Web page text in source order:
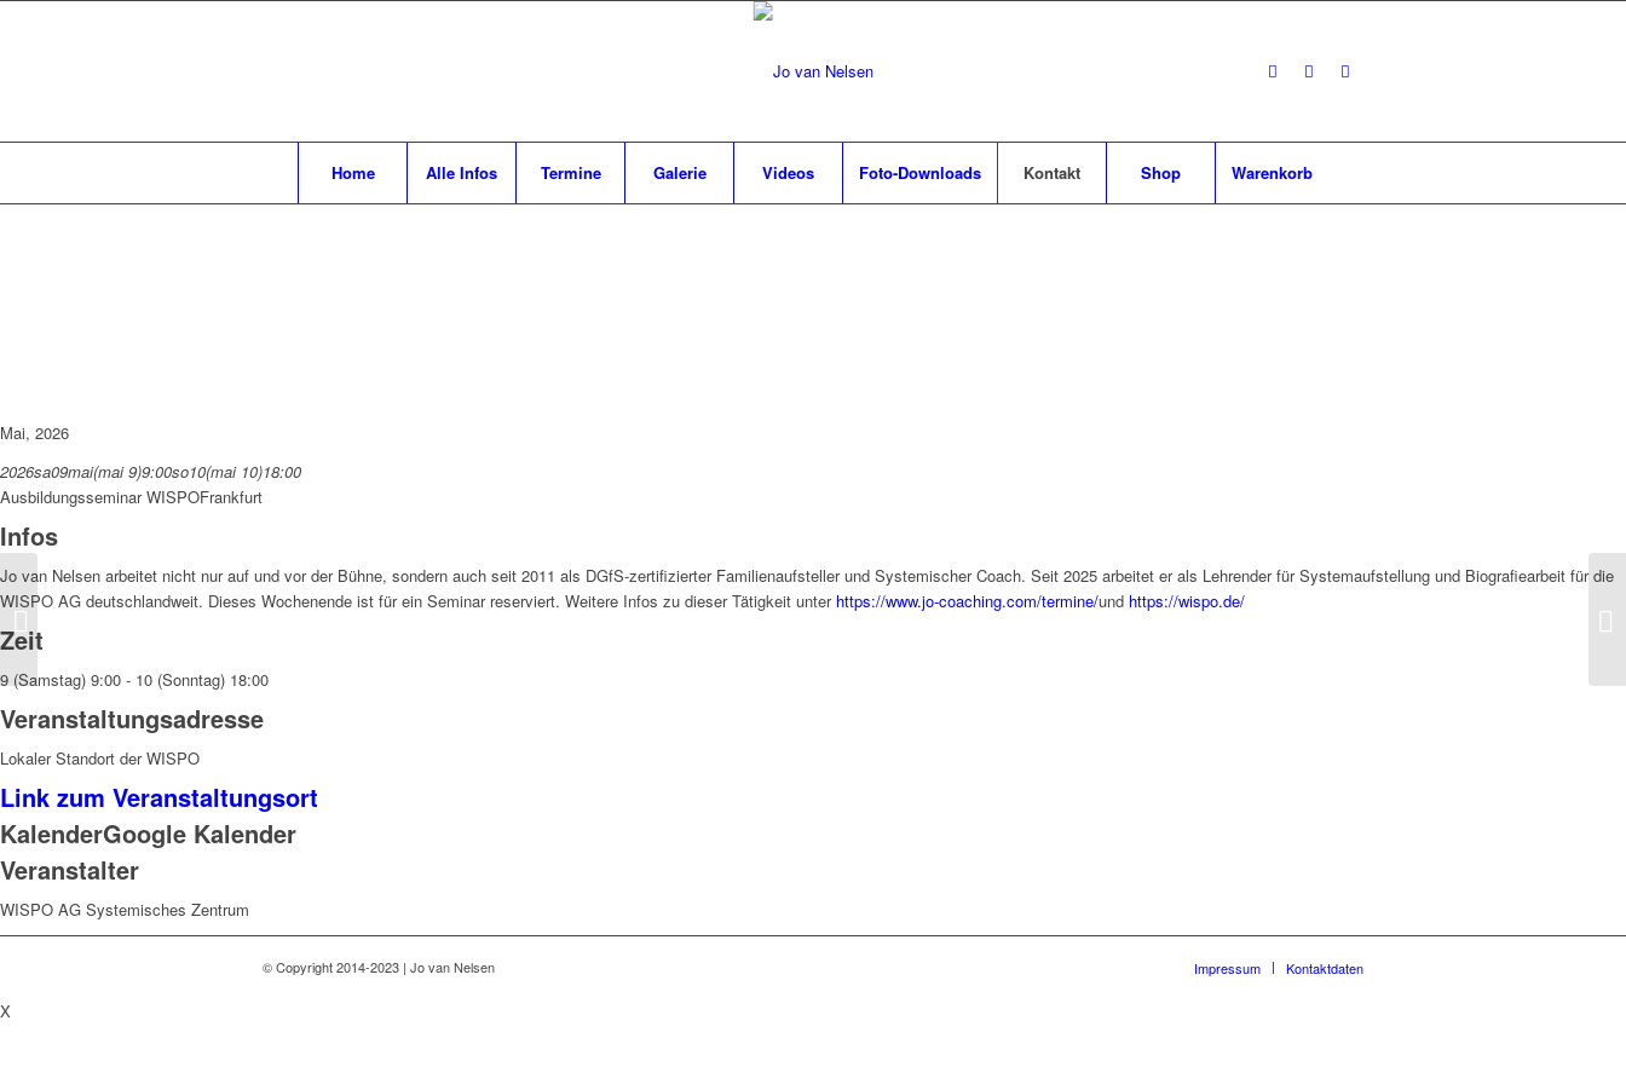
Home Alle Infos Termine Galerie Videos Foto-Downloads Kontakt Shop Warenkorb
Mai, 2026
2026sa09mai(mai 9)9:00so10(mai 10)18:00
Ausbildungsseminar WISPOFrankfurt
Infos
Jo van Nelsen arbeitet nicht nur auf und vor der Bühne, sondern auch seit 2011 als DGfS-zertifizierter Familienaufsteller und Systemischer Coach. Seit 2025 arbeitet er als Lehrender für Systemaufstellung und Biografiearbeit für die
WISPO AG deutschlandweit. Dieses Wochenende ist für ein Seminar reserviert. Weitere Infos zu dieser Tätigkeit unter https://www.jo-coaching.com/termine/und https://wispo.de/
Zeit
9 (Samstag) 9:00 - 10 (Sonntag) 18:00
Veranstaltungsadresse
Lokaler Standort der WISPO
Link zum Veranstaltungsort
KalenderGoogle Kalender
Veranstalter
WISPO AG Systemisches Zentrum
© Copyright 2014-2023 | Jo van Nelsen Impressum Kontaktdaten
Ausbildungsseminar
X